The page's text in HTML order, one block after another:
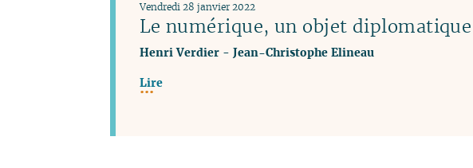
Le numérique, un objet diplomatique
Vendredi 28 janvier 2022
Henri Verdier- Jean-Christophe Elineau
Lire